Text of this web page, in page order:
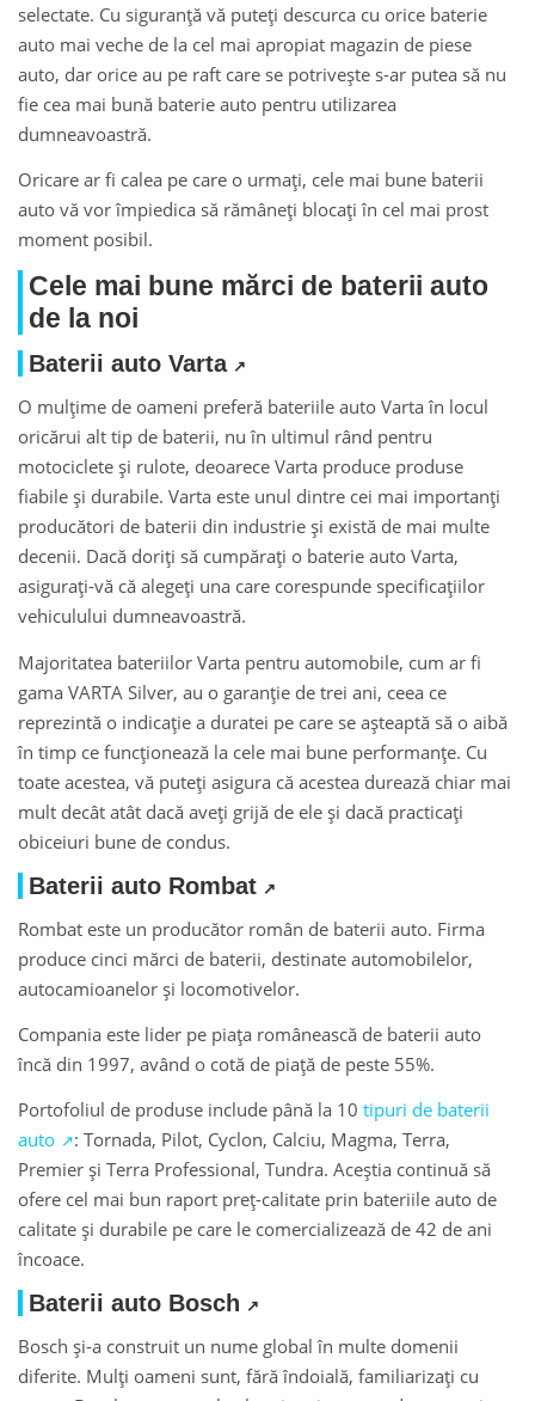
selectate. Cu siguranță vă puteți descurca cu orice baterie
auto mai veche de la cel mai apropiat magazin de piese
auto, dar orice au pe raft care se potrivește s-ar putea să nu
fie cea mai bună baterie auto pentru utilizarea
dumneavoastră.
Oricare ar fi calea pe care o urmați, cele mai bune baterii
auto vă vor împiedica să rămâneți blocați în cel mai prost
moment posibil.
Cele mai bune mărci de baterii auto
de la noi
Baterii auto Varta
O mulțime de oameni preferă bateriile auto Varta în locul
oricărui alt tip de baterii, nu în ultimul rând pentru
motociclete și rulote, deoarece Varta produce produse
fiabile și durabile. Varta este unul dintre cei mai importanți
producători de baterii din industrie și există de mai multe
decenii. Dacă doriți să cumpărați o baterie auto Varta,
asigurați-vă că alegeți una care corespunde specificațiilor
vehiculului dumneavoastră.
Majoritatea bateriilor Varta pentru automobile, cum ar fi
gama VARTA Silver, au o garanție de trei ani, ceea ce
reprezintă o indicație a duratei pe care se așteaptă să o aibă
în timp ce funcționează la cele mai bune performanțe. Cu
toate acestea, vă puteți asigura că acestea durează chiar mai
mult decât atât dacă aveți grijă de ele și dacă practicați
obiceiuri bune de condus.
Baterii auto Rombat
Rombat este un producător român de baterii auto. Firma
produce cinci mărci de baterii, destinate automobilelor,
autocamioanelor și locomotivelor.
Compania este lider pe piața românească de baterii auto
încă din 1997, având o cotă de piață de peste 55%.
Portofoliul de produse include până la 10 tipuri de baterii
auto
: Tornada, Pilot, Cyclon, Calciu, Magma, Terra,
Premier și Terra Professional, Tundra. Aceștia continuă să
ofere cel mai bun raport preț-calitate prin bateriile auto de
calitate și durabile pe care le comercializează de 42 de ani
încoace.
Baterii auto Bosch
Bosch și-a construit un nume global în multe domenii
diferite. Mulți oameni sunt, fără îndoială, familiarizați cu